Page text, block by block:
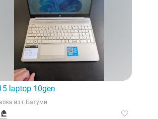
laptop 10gen
из г.Батуми
₾